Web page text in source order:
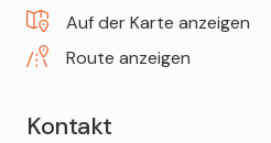
LangnauAuf der Karte anzeigen
Route anzeigen
Kontakt